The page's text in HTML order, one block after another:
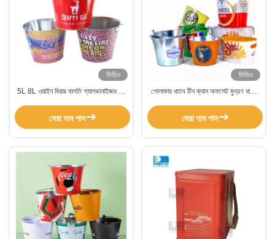
ভিডিও
5L 8L ওয়াইন বিয়ার বালতি গ্যালভানাইজড বড়
সেরা দাম পান
ভিডিও
গোলাকার ধাতব টিন ক্যান অফসেট মুদ্রণ ধাতব
সেরা দাম পান